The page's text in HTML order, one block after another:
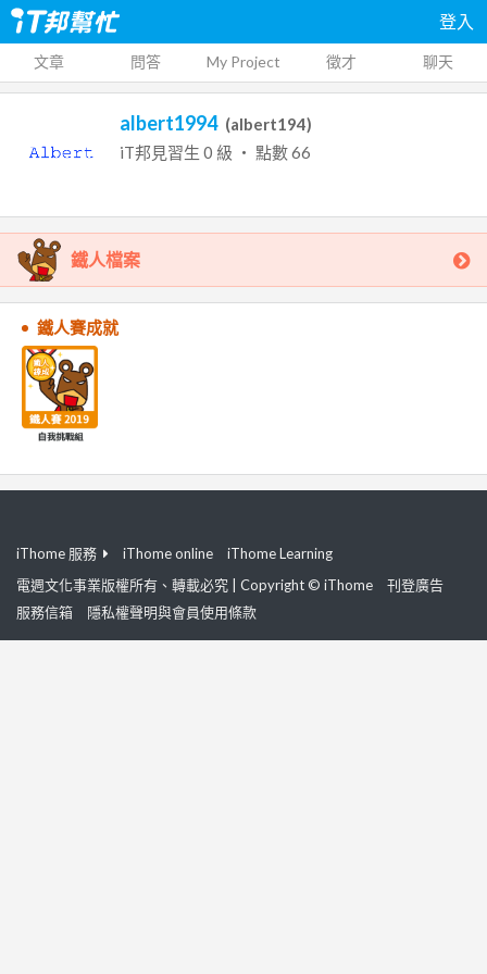
登入
文章 問答 My Project 徵才 聊天
albert1994 (albert194)
iT邦見習生 0 級 ‧ 點數66
鐵人檔案
鐵人賽成就
iThome 服務 iThome online
iThome Learning
電週文化事業版權所有、轉載必究 | Copyright © iThome
刊登廣告
服務信箱
隱私權聲明與會員使用條款